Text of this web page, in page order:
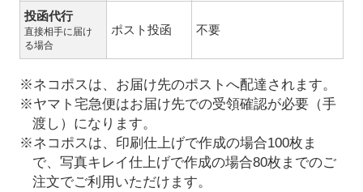
投函代行
直接相手に届け
る場合
ポスト投函 不要
※ネコポスは、お届け先のポストへ配達されます。
※ヤマト宅急便はお届け先での受領確認が必要（手
渡し）になります。
※ネコポスは、印刷仕上げで作成の場合100枚ま
で、写真キレイ仕上げで作成の場合80枚までのご
注文でご利用いただけます。